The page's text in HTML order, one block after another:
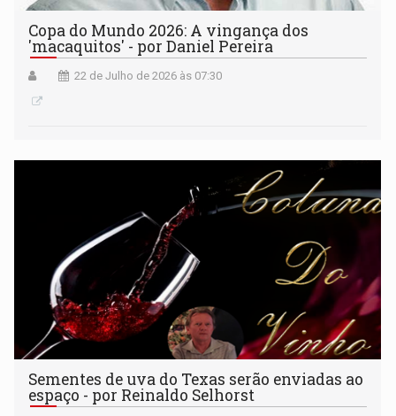
Copa do Mundo 2026: A vingança dos
'macaquitos' - por Daniel Pereira
22 de Julho de 2026 às 07:30
Sementes de uva do Texas serão enviadas ao
espaço - por Reinaldo Selhorst